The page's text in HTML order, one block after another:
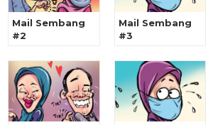
Mail Sembang
#2
Mail Sembang
#3